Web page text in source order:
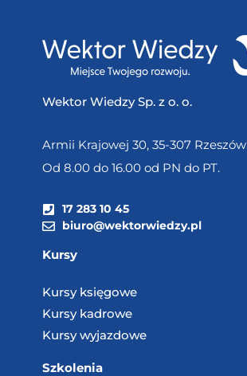
Wektor Wiedzy Sp. z o. o.
Armii Krajowej 30, 35-307 Rzeszów
Od 8.00 do 16.00 od PN do PT.
17 283 10 45
biuro@wektorwiedzy.pl
Kursy
Kursy księgowe
Kursy kadrowe
Kursy wyjazdowe
Szkolenia